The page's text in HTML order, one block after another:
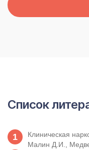
Список
Клиническая
Малин Д.И.,